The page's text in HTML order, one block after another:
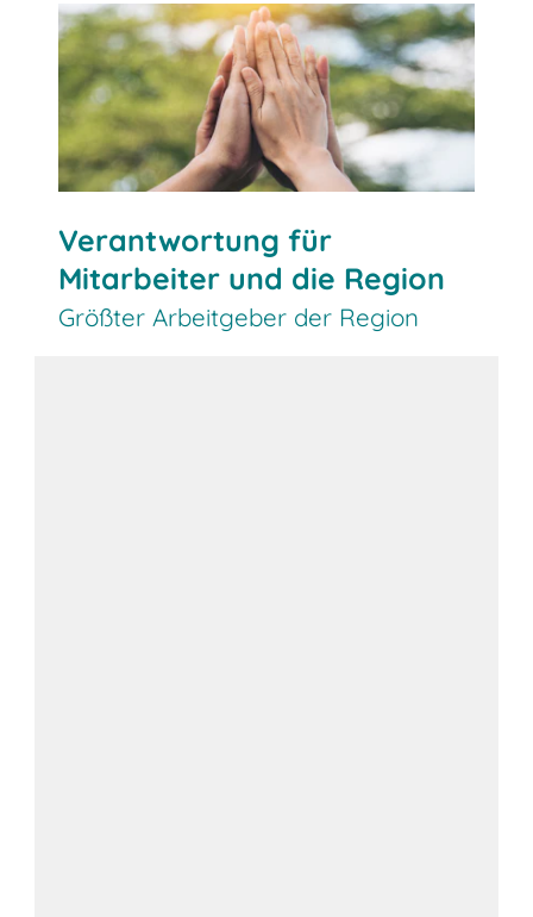
Mehr über BITO als Arbeitgeber
erfahren
Verantwortung für
Mitarbeiter und die Region
Größter Arbeitgeber der Region